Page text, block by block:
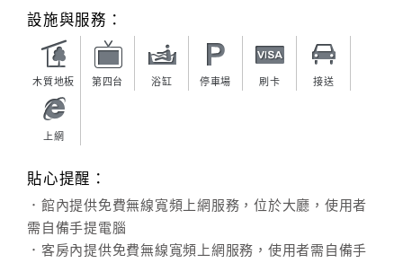
設施與服務：
木質地板 第四台 浴缸 停車場 刷卡 接送
上網
貼心提醒：
．館內提供免費無線寬頻上網服務，位於大廳，使用者
需自備手提電腦
．客房內提供免費無線寬頻上網服務，使用者需自備手